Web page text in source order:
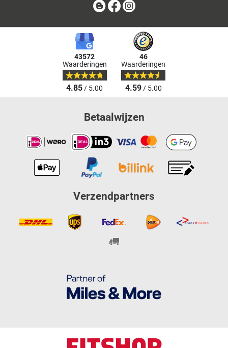
BlogFacebook
43572
Waarderingen
4.85/ 5.00
46
Waarderingen
4.59/ 5.00
Betaalwijzen
Verzendpartners